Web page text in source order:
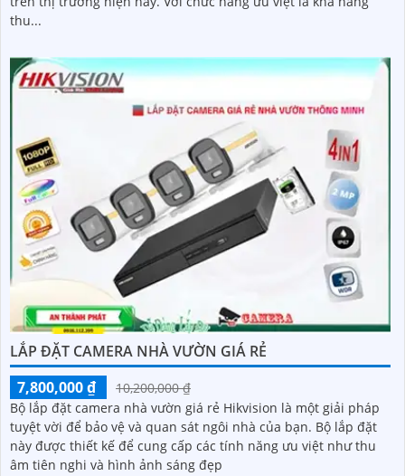
thu...
LẮP ĐẶT CAMERA NHÀ VƯỜN GIÁ RẺ
7,800,000 ₫
10,200,000 ₫
Bộ lắp đặt camera nhà vườn giá rẻ Hikvision là một giải pháp
tuyệt vời để bảo vệ và quan sát ngôi nhà của bạn. Bộ lắp đặt
này được thiết kế để cung cấp các tính năng ưu việt như thu
âm tiên nghi và hình ảnh sáng đẹp